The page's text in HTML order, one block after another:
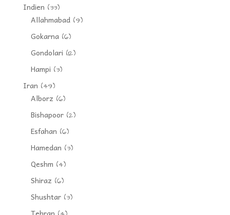
Indien (33)
Allahmabad(9)
Gokarna(6)
Gondolari (12)
Hampi (3)
Iran (49)
Alborz (6)
Bishapoor(2)
Esfahan (6)
Hamedan (3)
Qeshm (4)
Shiraz (6)
Shushtar(3)